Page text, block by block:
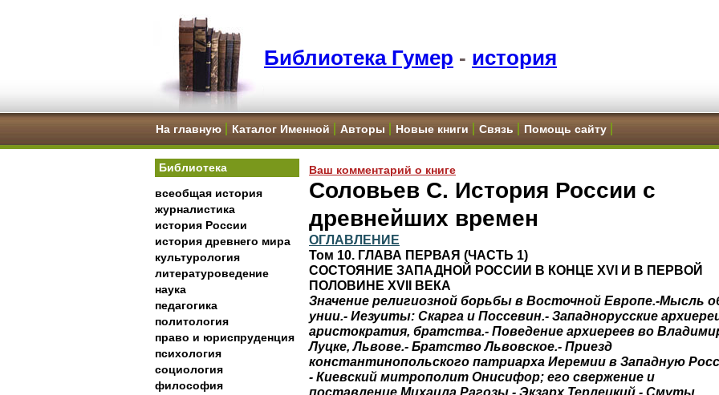
Библиотека Гумер - история
На главную Каталог Именной Авторы Новые книги Связь Помощь сайту
Библиотека
всеобщая история
журналистика
история России
история древнего мира
культурология
литературоведение
наука
педагогика
политология
право и юриспруденция
психология
социология
философия
Ваш комментарий о книге
Соловьев С. История России с
древнейших времен
ОГЛАВЛЕНИЕ
Том 10. ГЛАВА ПЕРВАЯ (ЧАСТЬ 1)
СОСТОЯНИЕ ЗАПАДНОЙ РОССИИ В КОНЦЕ XVI И В ПЕРВОЙ
ПОЛОВИНЕ XVII ВЕКА
Значение религиозной борьбы в Восточной Европе.-Мысль
унии.- Иезуиты: Скарга и Поссевин.- Западнорусские
аристократия, братства.- Поведение архиереев во
Луцке, Львове.- Братство Львовское.- Приезд
константинопольского патриарха Иеремии в Западную
- Киевский митрополит Онисифор; его свержение и
поставление Михаила Рагозы.- Экзарх Терлецкий.- Смуты